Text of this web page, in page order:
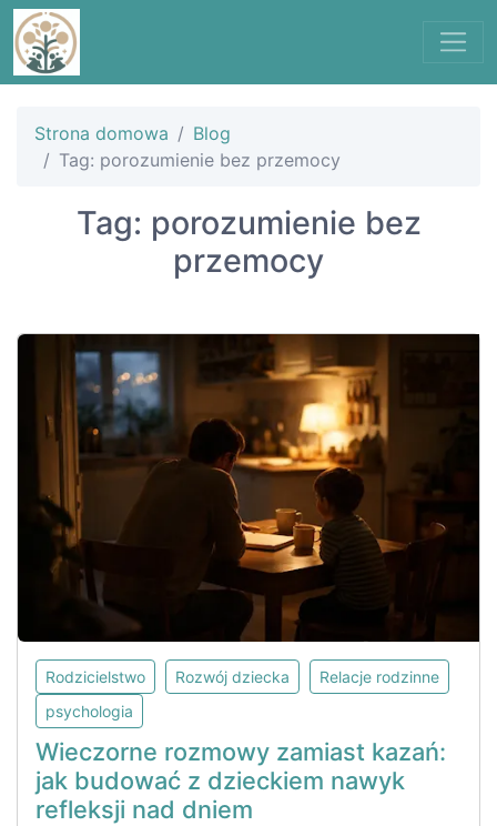
Strona domowa
Blog
Tag: porozumienie bez przemocy
Tag: porozumienie bez
przemocy
Rodzicielstwo Rozwój dziecka
Relacje rodzinne
psychologia
Wieczorne rozmowy zamiast kazań:
jak budować z dzieckiem nawyk
refleksji nad dniem